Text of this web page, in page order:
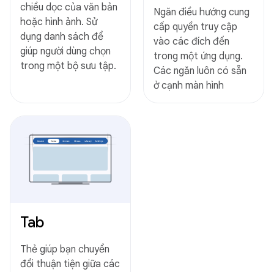
chiều dọc của văn bản
hoặc hình ảnh. Sử
dụng danh sách để
giúp người dùng chọn
trong một bộ sưu tập.
Ngăn điều hướng cung
cấp quyền truy cập
vào các đích đến
trong một ứng dụng.
Các ngăn luôn có sẵn
ở cạnh màn hình
Tab
Thẻ giúp bạn chuyển
đổi thuận tiện giữa các